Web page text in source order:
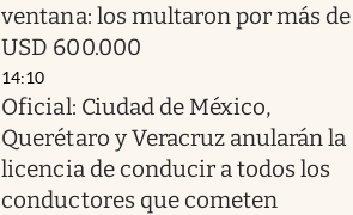
ventana: los multaron por más de
USD 600.000
14:10
Oficial: Ciudad de México,
Querétaro y Veracruz anularán la
licencia de conducir a todos los
conductores que cometen